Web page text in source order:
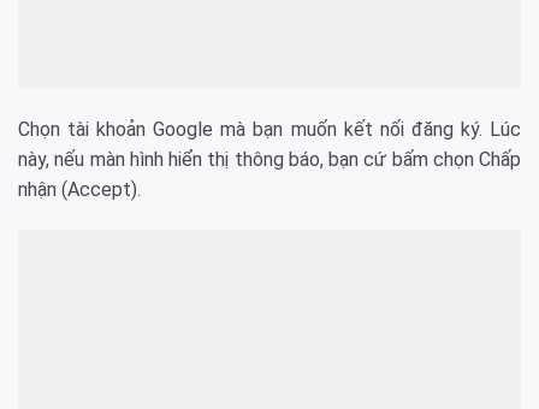
Chọn tài khoản Google mà bạn muốn kết nối đăng ký. Lúc
này, nếu màn hình hiển thị thông báo, bạn cứ bấm chọn Chấp
nhận (Accept).